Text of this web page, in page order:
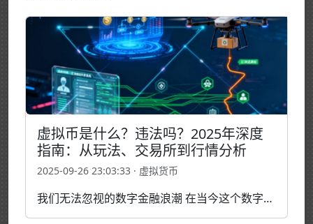
虚拟币是什么？违法吗？2025年深度
指南：从玩法、交易所到行情分析
2025-09-26 23:03:33 · 虚拟货币
我们无法忽视的数字金融浪潮 在当今这个数字化时代，虚拟币（或称加密货币）已经从一个极客圈子的新奇概念，演变为全球金融市场无法忽视的一股力量。无论你是对它充满好奇的观望者，还是跃跃欲试的投资者，理解虚拟币是什么、它如何运作以及背后的机遇与风险，都显得至关重要。本文将带你深入这…